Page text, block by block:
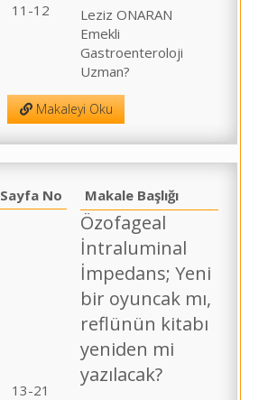
11-12
Leziz ONARAN
Emekli
Gastroenteroloji
Uzman?
Makaleyi Oku
Sayfa No Makale Başlığı
13-21
Özofageal
İntraluminal
İmpedans; Yeni
bir oyuncak mı,
reflünün kitabı
yeniden mi
yazılacak?